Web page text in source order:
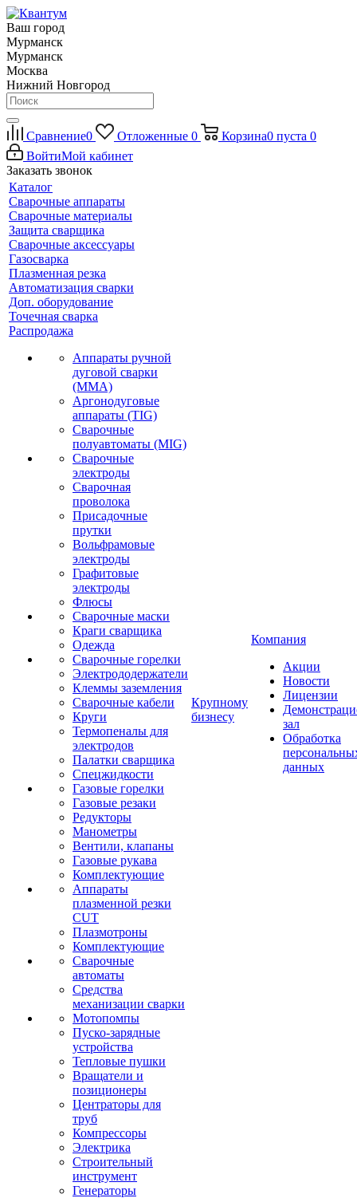
Ваш город
Мурманск
Мурманск
Москва
Нижний Новгород
Сравнение0 Отложенные 0 Корзина0 пуста 0
ВойтиМой кабинет
Заказать звонок
Каталог
Сварочные аппараты
Сварочные материалы
Защита сварщика
Сварочные аксессуары
Газосварка
Плазменная резка
Автоматизация сварки
Доп. оборудование
Точечная сварка
Распродажа
Аппараты ручной
дуговой сварки
(MMA)
Аргонодуговые
аппараты (TIG)
Сварочные
полуавтоматы (MIG)
Сварочные
электроды
Сварочная
проволока
Присадочные
прутки
Вольфрамовые
электроды
Графитовые
электроды
Флюсы
Сварочные маски
Краги сварщика
Одежда
Сварочные горелки
Электрододержатели
Клеммы заземления
Сварочные кабели
Круги
Термопеналы для
электродов
Палатки сварщика
Спецжидкости
Газовые горелки
Газовые резаки
Редукторы
Манометры
Вентили, клапаны
Газовые рукава
Комплектующие
Аппараты
плазменной резки
CUT
Плазмотроны
Комплектующие
Сварочные
автоматы
Средства
механизации сварки
Мотопомпы
Пуско-зарядные
устройства
Тепловые пушки
Вращатели и
позиционеры
Центраторы для
труб
Компрессоры
Электрика
Строительный
инструмент
Генераторы
Крупному
бизнесу
Компания
Акции
Новости
Лицензии
зал
Обработка
данных